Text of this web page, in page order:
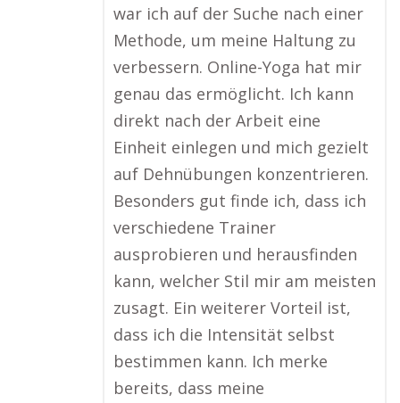
war ich auf der Suche nach einer
Methode, um meine Haltung zu
verbessern. Online-Yoga hat mir
genau das ermöglicht. Ich kann
direkt nach der Arbeit eine
Einheit einlegen und mich gezielt
auf Dehnübungen konzentrieren.
Besonders gut finde ich, dass ich
verschiedene Trainer
ausprobieren und herausfinden
kann, welcher Stil mir am meisten
zusagt. Ein weiterer Vorteil ist,
dass ich die Intensität selbst
bestimmen kann. Ich merke
bereits, dass meine